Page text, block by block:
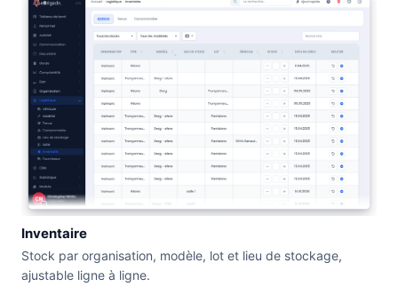
Inventaire
Stock par organisation, modèle, lot et lieu de stockage,
ajustable ligne à ligne.